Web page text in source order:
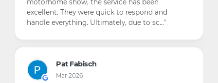
motorhome show, the service has been
excellent. They were quick to respond and
handle everything. Ultimately, due to sc…"
Pat Fabisch
Mar 2026